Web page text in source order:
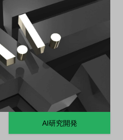
AI研究開発